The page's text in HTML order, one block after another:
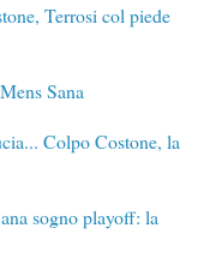
Terrosi col piede
Sana
Colpo Costone, la
sogno playoff: la